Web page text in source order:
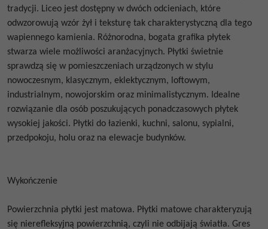
tradycji. Liceo jest dostępny w dwóch odcieniach, które
odwzorowują wzór żył i teksturę tak charakterystyczną dla tego
wapiennego kamienia. Różnorodna, bogata grafika płytek
stwarza wiele możliwości aranżacyjnych. Płytki świetnie
sprawdzą się w pomieszczeniach urządzonych w stylu
nowoczesnym, klasycznym, eklektycznym, loftowym,
industrialnym, nowojorskim oraz minimalistycznym. Idealne
rozwiązanie dla osób poszukujących ponadczasowych płytek
wysokiej jakości. Płytki do łazienki, kuchni, salonu, sypialni,
przedpokoju, holu oraz na elewacje budynków.
Wykończenie
Powierzchnia płytki jest matowa. Płytki matowe charakteryzują
się nierefleksyjną powierzchnią, czyli nie odbijają światła. Gres